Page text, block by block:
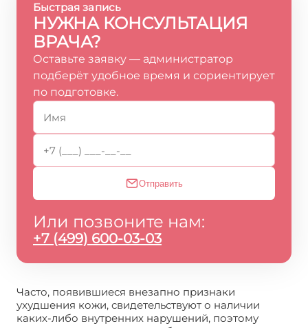
Быстрая запись
НУЖНА КОНСУЛЬТАЦИЯ
ВРАЧА?
Оставьте заявку — администратор
подберёт удобное время и сориентирует
по подготовке.
Отправить
Или позвоните нам:
+7 (499) 600-03-03
Часто, появившиеся внезапно признаки
ухудшения кожи, свидетельствуют о наличии
каких-либо внутренних нарушений, поэтому